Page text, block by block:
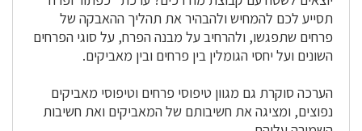
תסייע לכם להמחיש ולהבהיר את תהליך ההאבקה של
פרחים שתפגשו, ולהרחיב על מבנה הפרח, על סוגי הפרחים
השונים ועל יחסי הגומלין בין פרחים ובין מאביקים.
הערכה סוקרת גם מגוון טיפוסי פרחים וטיפוסי מאביקים
נפוצים, ומציגה את חשיבותם של המאביקים ואת חשיבות